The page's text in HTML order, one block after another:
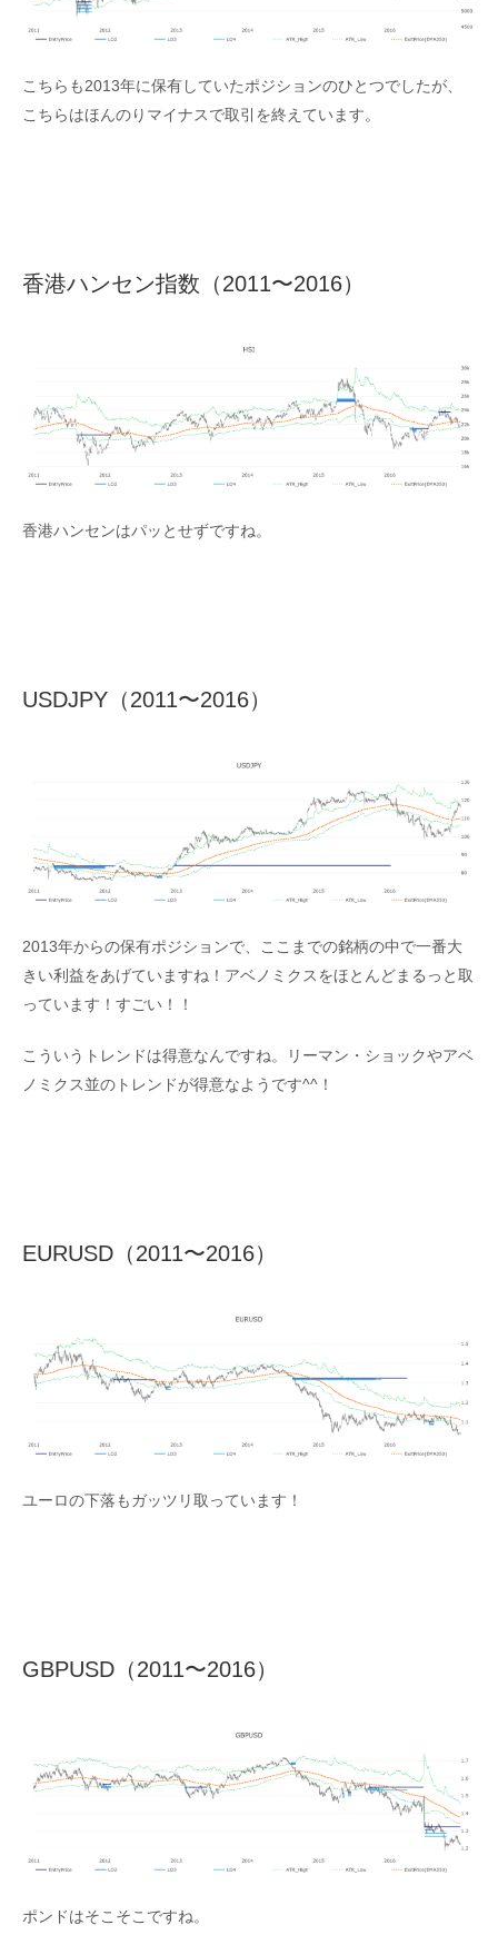
こちらも2013年に保有していたポジションのひとつでしたが、
こちらはほんのりマイナスで取引を終えています。
香港ハンセン指数（2011〜2016）
香港ハンセンはパッとせずですね。
USDJPY（2011〜2016）
2013年からの保有ポジションで、ここまでの銘柄の中で一番大
きい利益をあげていますね！アベノミクスをほとんどまるっと取
っています！すごい！！
こういうトレンドは得意なんですね。リーマン・ショックやアベ
ノミクス並のトレンドが得意なようです^^！
EURUSD（2011〜2016）
ユーロの下落もガッツリ取っています！
GBPUSD（2011〜2016）
ポンドはそこそこですね。